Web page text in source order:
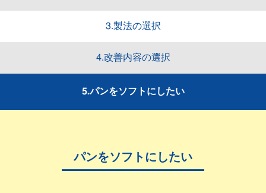
3.製法の選択
4.改善内容の選択
5.パンをソフトにしたい
パンをソフトにしたい